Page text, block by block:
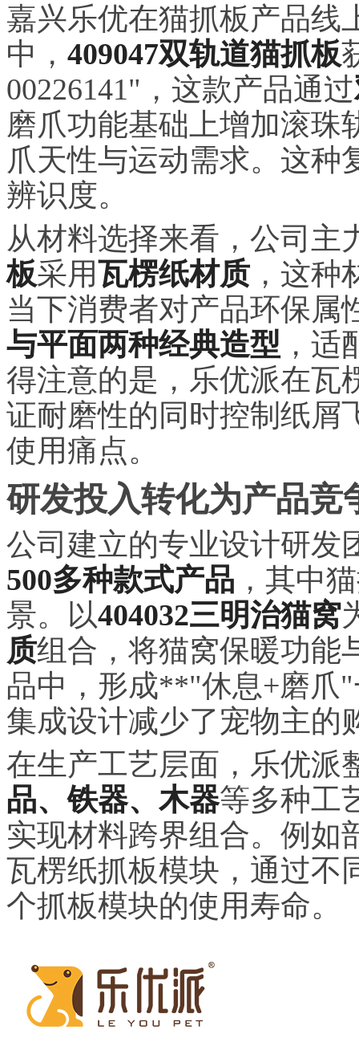
嘉兴乐优在猫抓板产品线
中， 409047双轨道猫抓板
00226141"，这款产品通过
磨爪功能基础上增加滚珠
爪天性与运动需求。这种
辨识度。
从材料选择来看，公司主
板采用瓦楞纸材质 ，这
当下消费者对产品环保属
与平面两种经典造型 ，
得注意的是，乐优派在瓦
证耐磨性的同时控制纸屑
使用痛点。
研发投入转化为产品竞
公司建立的专业设计研发
500多种款式产品 ，其中
景。以404032三明治猫窝
质组合，将猫窝保暖功能
品中，形成**"休息+磨爪
集成设计减少了宠物主的
在生产工艺层面，乐优派
品、铁器、木器等多种工
实现材料跨界组合。例如
瓦楞纸抓板模块，通过不
个抓板模块的使用寿命。